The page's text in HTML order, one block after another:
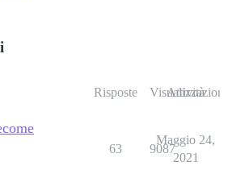
Risposte Visualizzazioni
Attività
63 9087
Maggio 24,
2021